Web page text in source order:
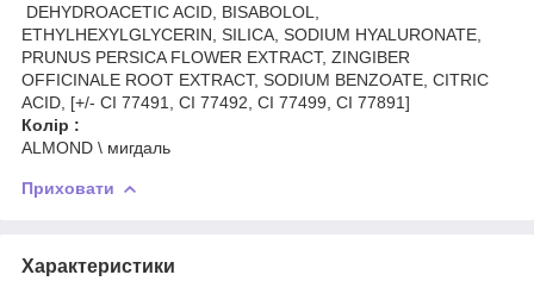
DEHYDROACETIC ACID, BISABOLOL,
ETHYLHEXYLGLYCERIN, SILICA, SODIUM HYALURONATE,
PRUNUS PERSICA FLOWER EXTRACT, ZINGIBER
OFFICINALE ROOT EXTRACT, SODIUM BENZOATE, CITRIC
ACID, [+/- CI 77491, CI 77492, CI 77499, CI 77891]
Колір :
ALMOND \ мигдаль
Приховати
Характеристики